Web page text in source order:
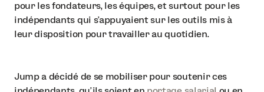
pour les fondateurs, les équipes, et surtout pour les
indépendants qui s'appuyaient sur les outils mis à
leur disposition pour travailler au quotidien.
Jump a décidé de se mobiliser pour soutenir ces